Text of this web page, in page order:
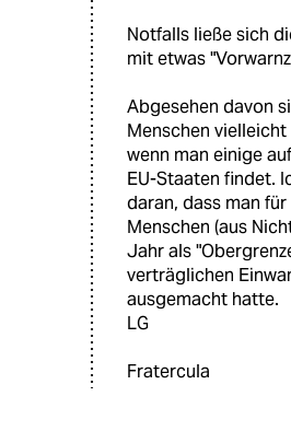
Notfalls ließe sich
mit etwas
Abgesehen davon
Menschen
wenn man einige
EU-Staaten findet.
daran, dass man
Menschen (aus
Jahr als
verträglichen
ausgemacht hatte.
LG
Fratercula